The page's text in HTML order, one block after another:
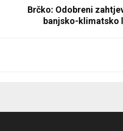
Brčko: Odobreni
banjsko-klimatsko